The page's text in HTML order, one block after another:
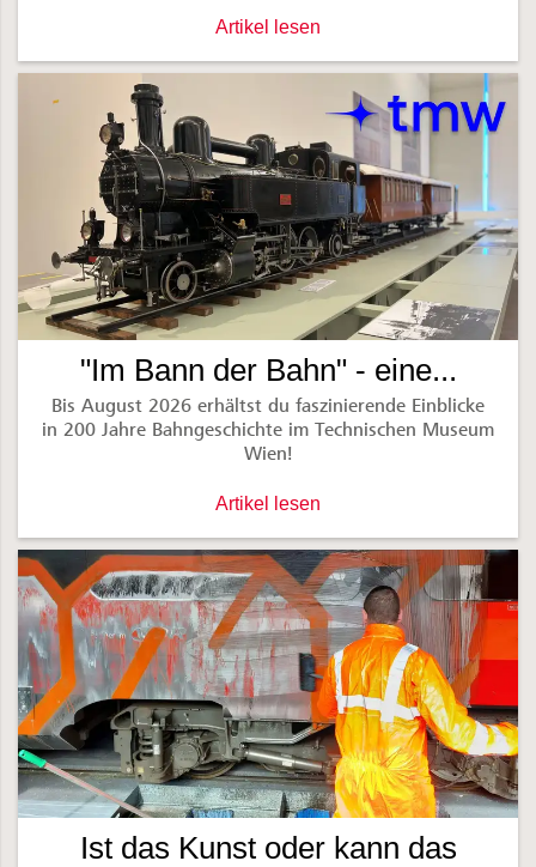
Wes Anderson unterwegs mit dem
Artikel lesen
"Im Bann der Bahn" - eine...
Bis August 2026 erhältst du faszinierende Einblicke
in 200 Jahre Bahngeschichte im Technischen Museum
Wien!
"Im Bann der Bahn" - eine
Artikel lesen
Ist das Kunst oder kann das